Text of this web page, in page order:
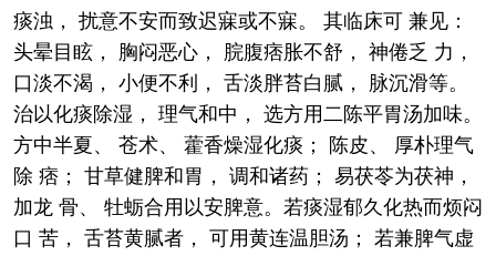
痰浊， 扰意不安而致迟寐或不寐。 其临床可 兼见：
头晕目眩， 胸闷恶心， 脘腹痞胀不舒， 神倦乏 力，
口淡不渴， 小便不利， 舌淡胖苔白腻， 脉沉滑等。
治以化痰除湿， 理气和中， 选方用二陈平胃汤加味。
方中半夏、 苍术、 藿香燥湿化痰； 陈皮、 厚朴理气
除 痞； 甘草健脾和胃， 调和诸药； 易茯苓为茯神，
加龙 骨、 牡蛎合用以安脾意。若痰湿郁久化热而烦闷
口 苦， 舌苔黄腻者， 可用黄连温胆汤； 若兼脾气虚